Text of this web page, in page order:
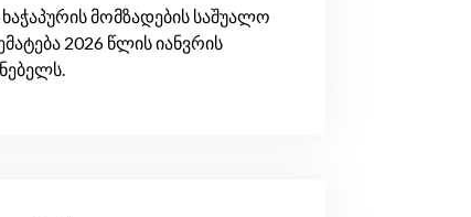
მომზადების საშუალო
2026 წლის იანვრის